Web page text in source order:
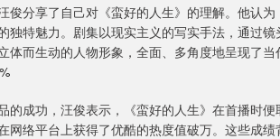
俊分享了自己对《蛮好的人生》的理解。他认
独特魅力。剧集以现实主义的写实手法，通过
体而生动的人物形象，全面、多角度地呈现了当
的成功，汪俊表示，《蛮好的人生》在首播时
网络平台上获得了优酷的热度值破万。这些成